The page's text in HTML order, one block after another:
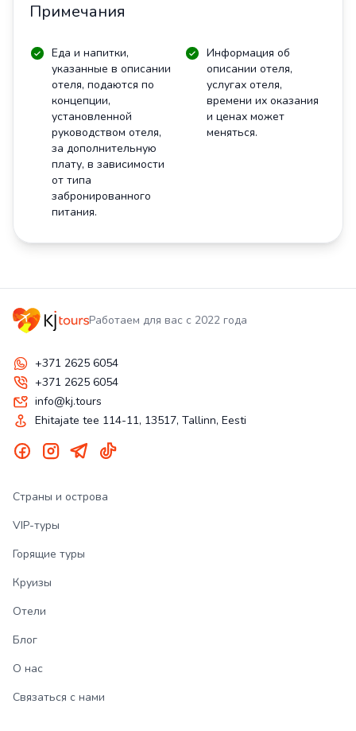
Примечания
Еда и напитки,
указанные в описании
отеля, подаются по
концепции,
установленной
руководством отеля,
за дополнительную
плату, в зависимости
от типа
забронированного
питания.
Информация об
описании отеля,
услугах отеля,
времени их оказания
и ценах может
меняться.
Работаем для вас с 2022 года
+371 2625 6054
+371 2625 6054
info@kj.tours
Ehitajate tee 114-11, 13517, Tallinn, Eesti
Страны и острова
VIP-туры
Горящие туры
Круизы
Отели
Блог
О нас
Связаться с нами